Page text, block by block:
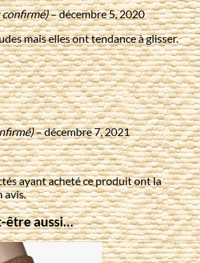
–décembre 5, 2020
mais elles ont tendance à glisser.
–décembre 7, 2021
ayant acheté ce produit ont la
avis.
être aussi…